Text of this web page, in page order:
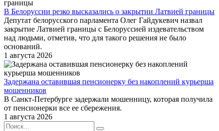
В Белоруссии резко высказались о закрытии Латвией границы
Депутат белорусского парламента Олег Гайдукевич назвал
закрытие Латвией границы с Белоруссией издевательством
над людьми, отметив, что для такого решения не было
оснований.
1 августа 2026
Задержана оставившая пенсионерку без накоплений курьерша
мошенников
В Санкт-Петербурге задержали мошенницу, которая получила
от пенсионерки все ее сбережения.
1 августа 2026